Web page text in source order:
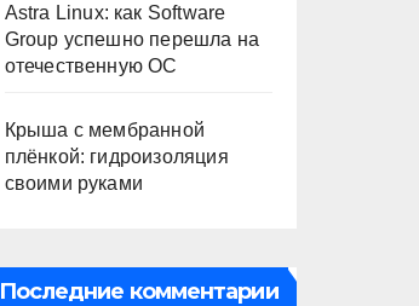
Astra Linux: как Software
Group успешно перешла на
отечественную ОС
Крыша с мембранной
плёнкой: гидроизоляция
своими руками
Последние комментарии